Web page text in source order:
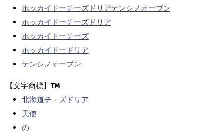
ホッカイドーチーズドリアテンシノオーブン
ホッカイドーチーズドリア
ホッカイドーチーズ
ホッカイドードリア
テンシノオーブン
【文字商標】
北海道チ－ズドリア
天使
の